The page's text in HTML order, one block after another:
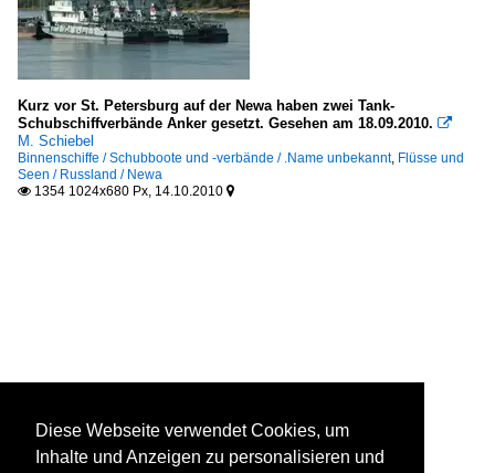
Kurz vor St. Petersburg auf der Newa haben zwei Tank-
Schubschiffverbände Anker gesetzt. Gesehen am 18.09.2010. 
M. Schiebel
Binnenschiffe / Schubboote und -verbände / .Name unbekannt, Flüsse und
Seen / Russland / Newa
 1354 1024x680 Px, 14.10.2010 
Diese Webseite verwendet Cookies, um
Inhalte und Anzeigen zu personalisieren und